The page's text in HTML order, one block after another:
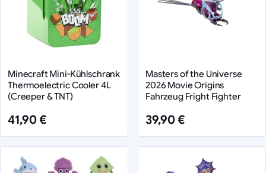
Minecraft Mini-Kühlschrank
Thermoelectric Cooler 4L
(Creeper & TNT)
41,90 €
Masters of the Universe
2026 Movie Origins
Fahrzeug Fright Fighter
39,90 €